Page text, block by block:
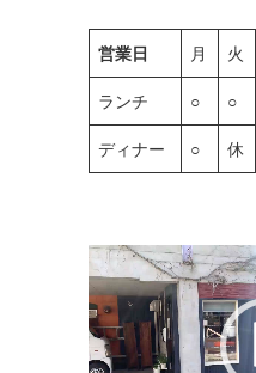
営業日 月 火
ランチ ○ ○
ディナー ○ 休
動
画
プ
レ